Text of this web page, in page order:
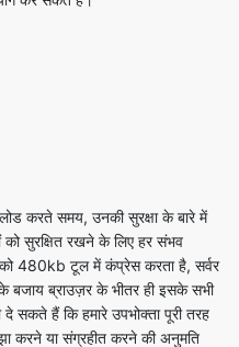
करते समय, उनकी सुरक्षा के बारे में
480kb टूल में कंप्रेस करता है, सर्वर
ब्राउज़र के भीतर ही इसके सभी
सकते हैं कि हमारे उपभोक्ता पूरी तरह
करने या संग्रहीत करने की अनुमति
हैं, तो हम पूरी गोपनीयता और